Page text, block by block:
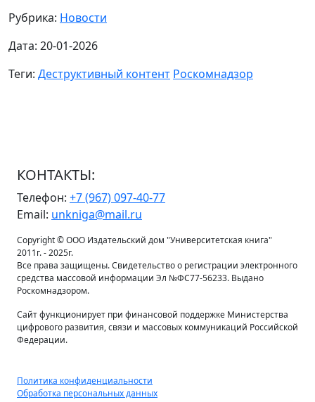
Рубрика: Новости
Дата: 20-01-2026
Теги: Деструктивный контент Роскомнадзор
КОНТАКТЫ:
Телефон: +7 (967) 097-40-77
Email: unkniga@mail.ru
Copyright © ООО Издательский дом "Университетская книга"
2011г. - 2025г.
Все права защищены. Свидетельство о регистрации электронного
средства массовой информации Эл №ФС77-56233. Выдано
Роскомнадзором.
Сайт функционирует при финансовой поддержке Министерства
цифрового развития, связи и массовых коммуникаций Российской
Федерации.
Политика конфиденциальности
Обработка персональных данных